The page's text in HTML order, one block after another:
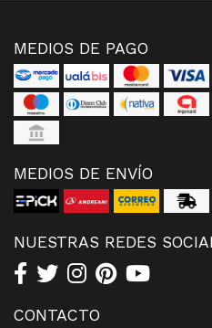
MEDIOS DE PAGO
MEDIOS DE ENVÍO
NUESTRAS REDES
CONTACTO